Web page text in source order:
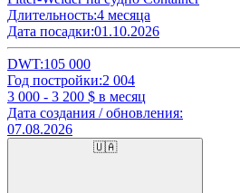
Длительность:4 месяца
Дата посадки:01.10.2026
DWT:105 000
Год постройки:2 004
3 000 - 3 200 $ в месяц
Дата создания / обновления:
07.08.2026
🇺🇦